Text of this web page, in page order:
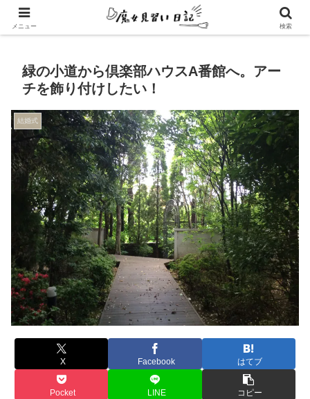
エンパスさんのための心地よい暮らし方
緑の小道から倶楽部ハウスA番館へ。アー
チを飾り付けしたい！
結婚式
X Facebook はてブ
Pocket LINE コピー
メニュー 検索